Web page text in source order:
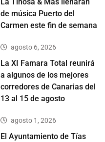
de música Puerto del
Carmen este fin de semana
agosto 6, 2026
La XI Famara Total reunirá
a algunos de los mejores
corredores de Canarias del
13 al 15 de agosto
agosto 1, 2026
El Ayuntamiento de Tías